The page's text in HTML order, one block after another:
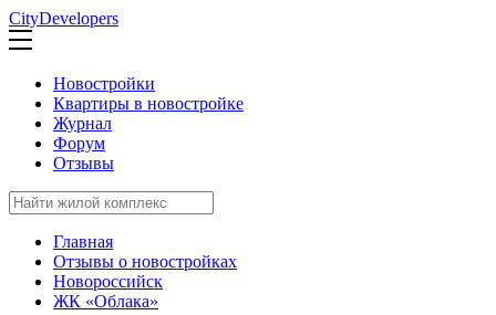
CityDevelopers
Новостройки
Квартиры в новостройке
Журнал
Форум
Отзывы
Главная
Отзывы о новостройках
Новороссийск
ЖК «Облака»